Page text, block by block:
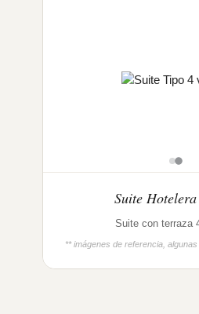
Suite
Suite con terraza
** imágenes de referencia,